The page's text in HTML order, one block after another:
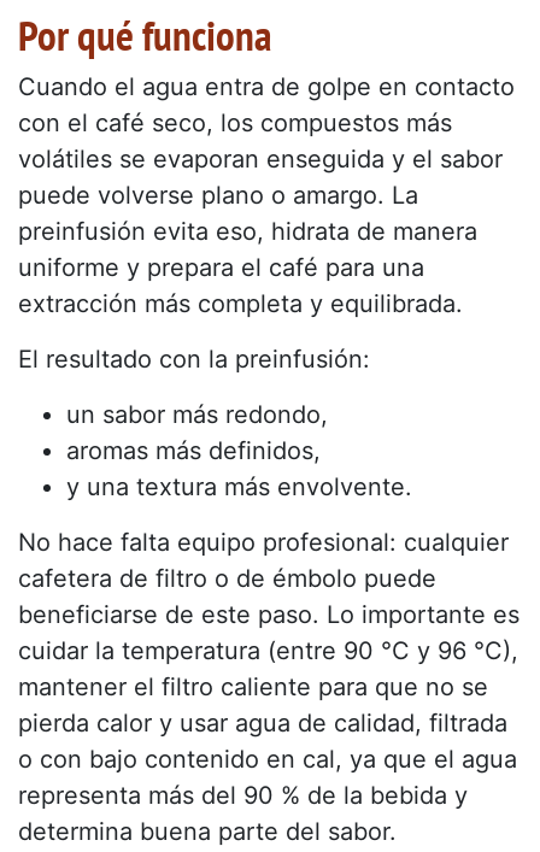
Por qué funciona
Cuando el agua entra de golpe en contacto
con el café seco, los compuestos más
volátiles se evaporan enseguida y el sabor
puede volverse plano o amargo. La
preinfusión evita eso, hidrata de manera
uniforme y prepara el café para una
extracción más completa y equilibrada.
El resultado con la preinfusión:
un sabor más redondo,
aromas más definidos,
y una textura más envolvente.
No hace falta equipo profesional: cualquier
cafetera de filtro o de émbolo puede
beneficiarse de este paso. Lo importante es
cuidar la temperatura (entre 90 °C y 96 °C),
mantener el filtro caliente para que no se
pierda calor y usar agua de calidad, filtrada
o con bajo contenido en cal, ya que el agua
representa más del 90 % de la bebida y
determina buena parte del sabor.